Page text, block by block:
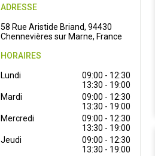
ADRESSE
58 Rue Aristide Briand, 94430
Chennevières sur Marne, France
HORAIRES
Lundi
09:00 - 12:30
13:30 - 19:00
Mardi
09:00 - 12:30
13:30 - 19:00
Mercredi
09:00 - 12:30
13:30 - 19:00
Jeudi
09:00 - 12:30
13:30 - 19:00